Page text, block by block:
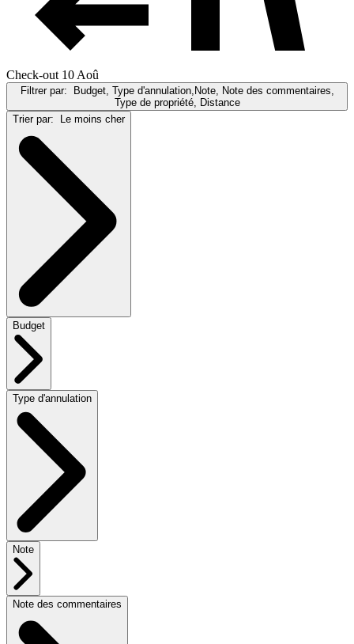
Check-out 10 Aoû
Filtrer par:
Budget, Type d'annulation,Note, Note des commentaires,
Type de propriété, Distance
Trier par:
Le moins cher
Budget
Type d'annulation
Note
Note des commentaires